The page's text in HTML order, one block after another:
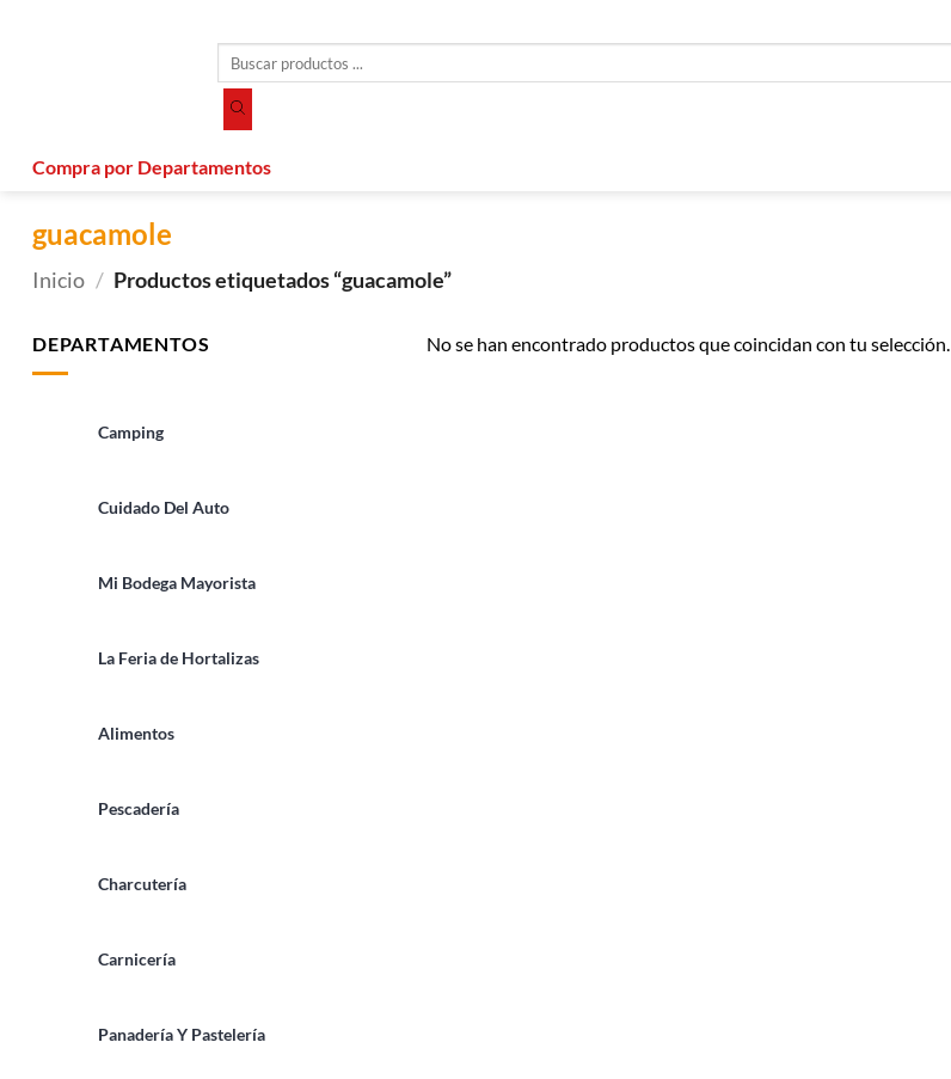
productos
Compra por Departamentos
guacamole
Inicio / Productos etiquetados “guacamole”
DEPARTAMENTOS
Camping
Cuidado Del Auto
Mi Bodega Mayorista
La Feria de Hortalizas
Alimentos
Pescadería
Charcutería
Carnicería
Panadería Y Pastelería
No se han encontrado productos que coincidan con tu selección.